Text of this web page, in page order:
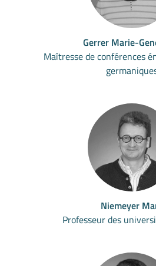
Gerrer Marie-
Maîtresse de conférences
Niemeyer
Professeur des